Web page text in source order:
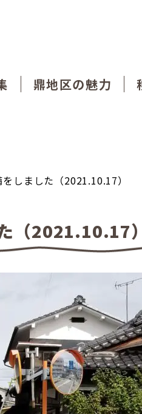
鼎地区の魅力
しました（2021.10.17）
（2021.10.17）